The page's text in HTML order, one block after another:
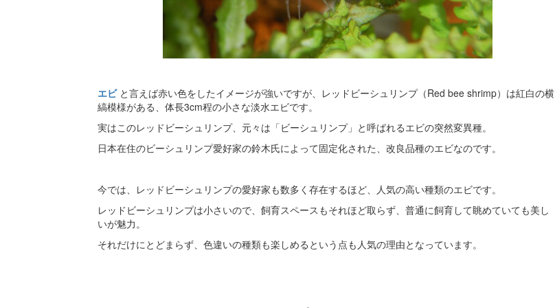
エビ と言えば赤い色をしたイメージが強いですが、レッドビーシュリンプ（Red bee shrimp）は紅白の横
縞模様がある、体長3cm程の小さな淡水エビです。
実はこのレッドビーシュリンプ、元々は「ビーシュリンプ」と呼ばれるエビの突然変異種。
日本在住のビーシュリンプ愛好家の鈴木氏によって固定化された、改良品種のエビなのです。
今では、レッドビーシュリンプの愛好家も数多く存在するほど、人気の高い種類のエビです。
レッドビーシュリンプは小さいので、飼育スペースもそれほど取らず、普通に飼育して眺めていても美し
いが魅力。
それだけにとどまらず、色違いの種類も楽しめるという点も人気の理由となっています。